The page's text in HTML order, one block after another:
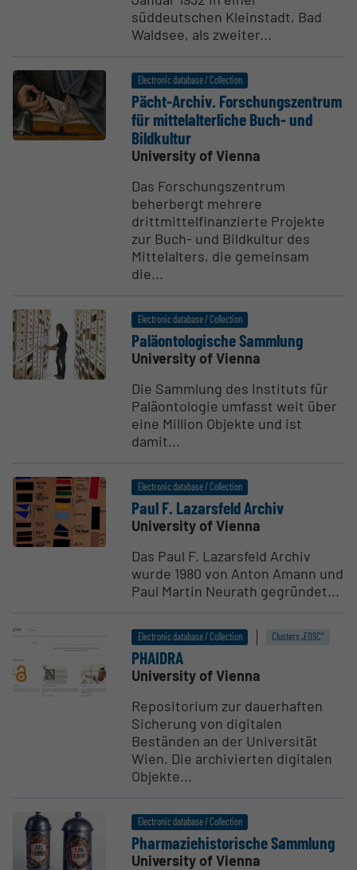
süddeutschen Kleinstadt, Bad
Waldsee, als zweiter...
Electronic database / Collection
Pächt-Archiv. Forschungszentrum
für mitte­lal­ter­liche Buch- und
Bildkultur
University of Vienna
Das Forschungszentrum
beherbergt mehrere
drittmittelfinanzierte Projekte
zur Buch- und Bildkultur des
Mittelalters, die gemeinsam
die...
Electronic database / Collection
Paläon­tol­o­gische Sammlung
University of Vienna
Die Sammlung des Instituts für
Paläontologie umfasst weit über
eine Million Objekte und ist
damit...
Electronic database / Collection
Paul F. Lazarsfeld Archiv
University of Vienna
Das Paul F. Lazarsfeld Archiv
wurde 1980 von Anton Amann und
Paul Martin Neurath gegründet...
Electronic database / Collection Clusters „EOSC“
PHAIDRA
University of Vienna
Repositorium zur dauerhaften
Sicherung von digitalen
Beständen an der Universität
Wien. Die archivierten digitalen
Objekte...
Electronic database / Collection
Pharmazie­his­torische Sammlung
University of Vienna